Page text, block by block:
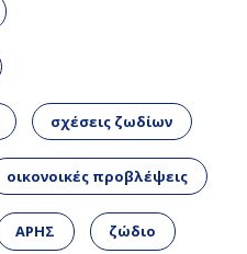
σχέσεις ζωδίων
οικονοικές προβλέψεις
ΑΡΗΣ ζώδιο